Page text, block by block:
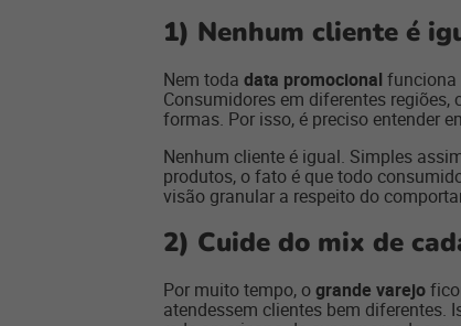
1) Nenhum cliente é
Nem toda data promocional funciona
Consumidores em diferentes
formas. Por isso, é preciso entender
Nenhum cliente é igual. Simples
produtos, o fato é que todo
visão granular a respeito do
2) Cuide do mix de
Por muito tempo, ogrande varejo
atendessem clientes bem diferentes.